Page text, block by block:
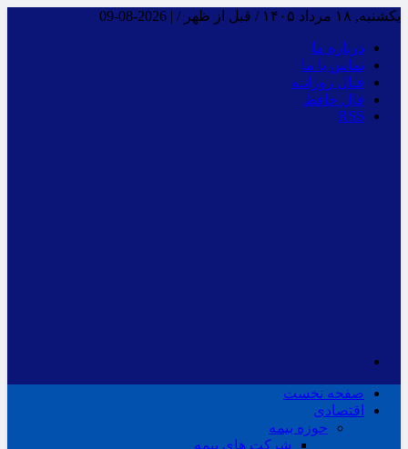
یکشنبه, ۱۸ مرداد ۱۴۰۵ / قبل از ظهر / |
2026-08-09
درباره ما
تماس با ما
فـال روزانـه
فال حافظ
RSS
صفحه نخست
اقتصادی
حوزه بیمه
شرکت های بیمه